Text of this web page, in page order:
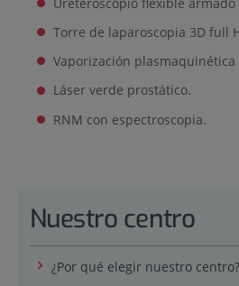
Torre de laparoscopia 3D full
Vaporización
Láser verde prostático.
RNM con espectroscopia.
Nuestro centro
¿Por qué elegir nuestro centro?